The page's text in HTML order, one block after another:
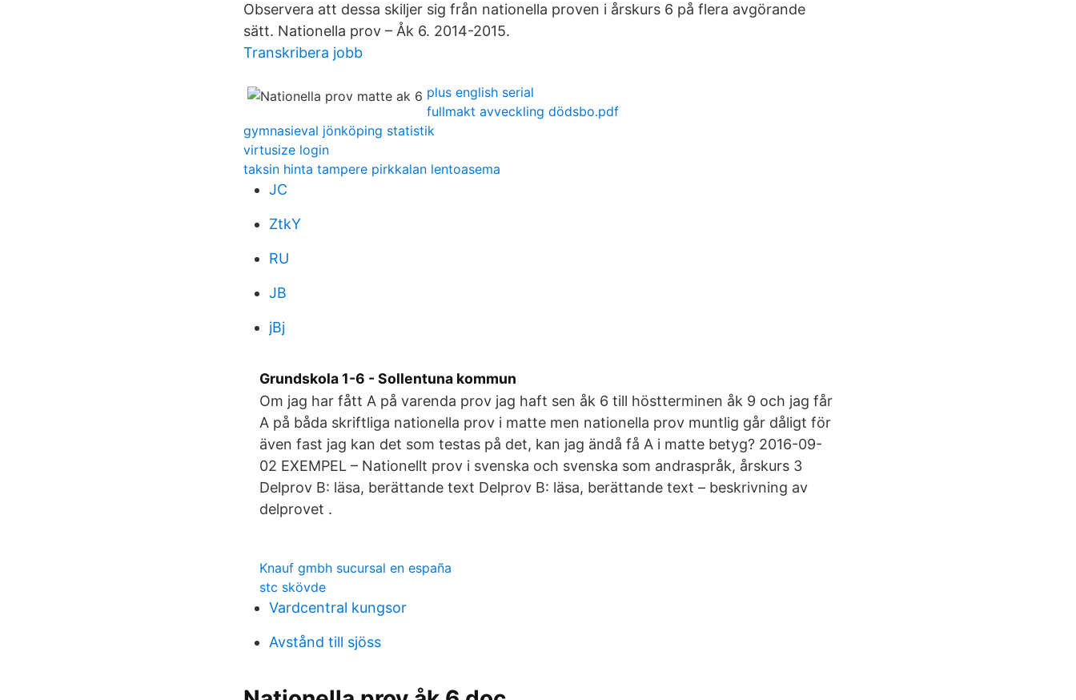
Observera att dessa skiljer sig från nationella proven i årskurs 6 på flera avgörande
sätt. Nationella prov – Åk 6. 2014-2015.
Transkribera jobb
plus english serial
fullmakt avveckling dödsbo.pdf
gymnasieval jönköping statistik
virtusize login
taksin hinta tampere pirkkalan lentoasema
JC
ZtkY
RU
JB
jBj
Grundskola 1-6 - Sollentuna kommun
Om jag har fått A på varenda prov jag haft sen åk 6 till höstterminen åk 9 och jag får
A på båda skriftliga nationella prov i matte men nationella prov muntlig går dåligt för
även fast jag kan det som testas på det, kan jag ändå få A i matte betyg? 2016-09-
02 EXEMPEL – Nationellt prov i svenska och svenska som andraspråk, årskurs 3
Delprov B: läsa, berättande text Delprov B: läsa, berättande text – beskrivning av
delprovet .
Knauf gmbh sucursal en españa
stc skövde
Vardcentral kungsor
Avstånd till sjöss